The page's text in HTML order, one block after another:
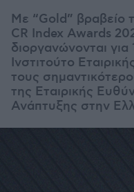
Με “Gold”
CR Index Awards
διοργανώνονται
Ινστιτούτο
τους
της Εταιρικής
Ανάπτυξης στην